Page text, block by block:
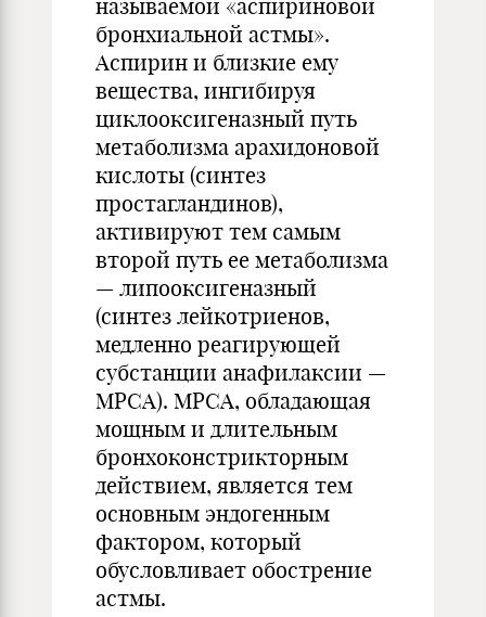
называемой «аспириновой
бронхиальной астмы».
Аспирин и близкие ему
вещества, ингибируя
циклооксигеназный путь
метаболизма арахидоновой
кислоты (синтез
простагландинов),
активируют тем самым
второй путь ее метаболизма
— липооксигеназный
(синтез лейкотриенов,
медленно реагирующей
субстанции анафилаксии —
МРСА). МРСА, обладающая
мощным и длительным
бронхоконстрикторным
действием, является тем
основным эндогенным
фактором, который
обусловливает обострение
астмы.